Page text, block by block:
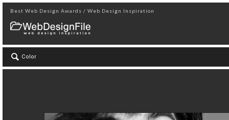
Best Web Design Awards / Web Design Inspiration
Color